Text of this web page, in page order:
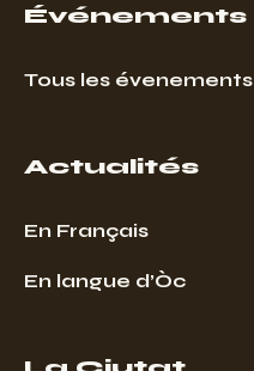
Événements
Tous les évenements
Actualités
En Français
En langue d’Òc